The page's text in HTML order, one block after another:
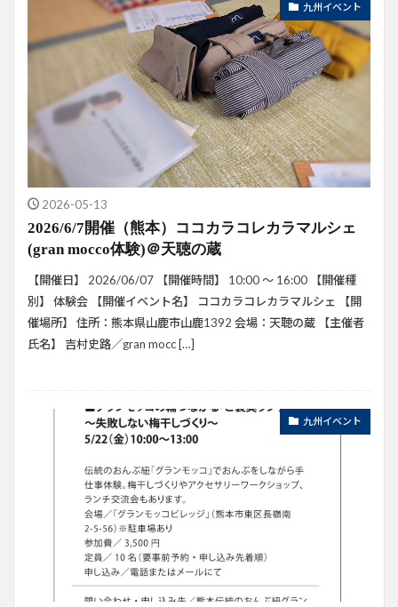
九州イベント
2026-05-13
2026/6/7開催（熊本）ココカラコレカラマルシェ
(gran mocco体験)＠天聴の蔵
【開催日】 2026/06/07 【開催時間】 10:00 ～ 16:00 【開催種
別】 体験会 【開催イベント名】 ココカラコレカラマルシェ 【開
催場所】 住所：熊本県山鹿市山鹿1392 会場：天聴の蔵 【主催者
氏名】 吉村史路／gran mocc […]
九州イベント